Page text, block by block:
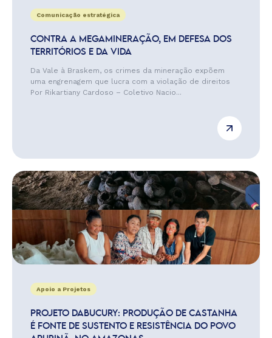
Comunicação estratégica
CONTRA A MEGAMINERAÇÃO, EM DEFESA DOS
TERRITÓRIOS E DA VIDA
Da Vale à Braskem, os crimes da mineração expõem
uma engrenagem que lucra com a violação de direitos
Por Rikartiany Cardoso – Coletivo Nacio...
Apoio a Projetos
PROJETO DABUCURY: PRODUÇÃO DE CASTANHA
É FONTE DE SUSTENTO E RESISTÊNCIA DO POVO